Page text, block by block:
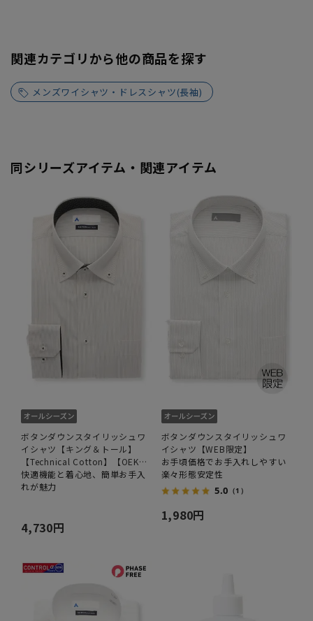
関連カテゴリから他の商品を探す
メンズワイシャツ・ドレスシャツ(長袖)
同シリーズアイテム・関連アイテム
ボタンダウンスタイリッシュワ
イシャツ【キング＆トール】
【Technical Cotton】【OEKO-
TEX】
快適機能と着心地、簡単お手入
れが魅力
4,730円
ボタンダウンスタイリッシュワ
イシャツ【WEB限定】
お手頃価格でお手入れしやすい
楽々形態安定性
5.0 （1）
1,980円